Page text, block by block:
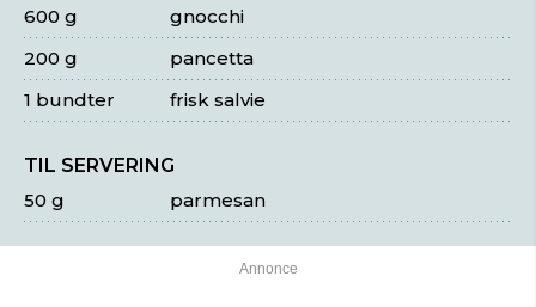
gnocchi
600 g
pancetta
200 g
frisk salvie
1 bundter
TIL SERVERING
parmesan
50 g